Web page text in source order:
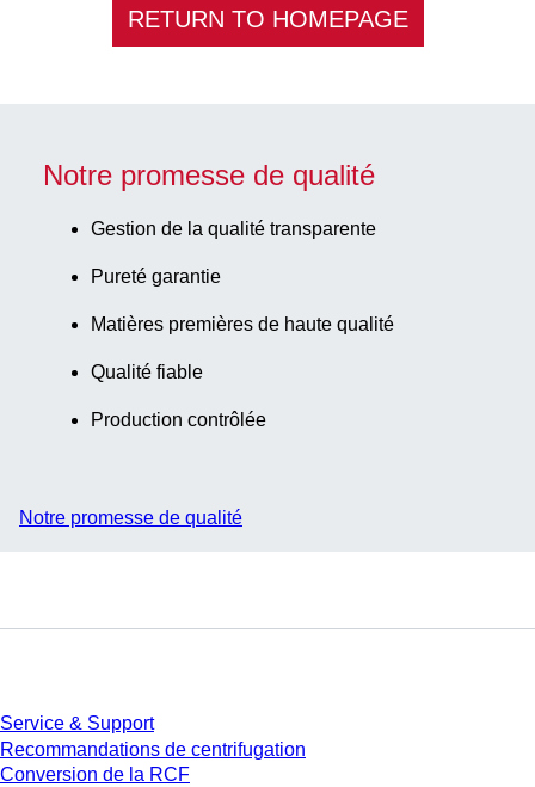
RETURN TO HOMEPAGE
Notre promesse de qualité
Gestion de la qualité transparente
Pureté garantie
Matières premières de haute qualité
Qualité fiable
Production contrôlée
Notre promesse de qualité
Service & Support
Recommandations de centrifugation
Conversion de la RCF